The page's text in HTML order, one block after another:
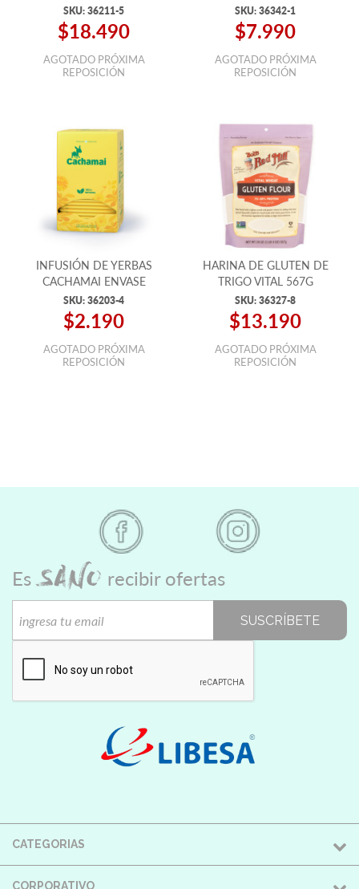
SKU: 36211-5
$18.490
AGOTADO PRÓXIMA
REPOSICIÓN
500ML
SKU: 36342-1
$7.990
AGOTADO PRÓXIMA
REPOSICIÓN
INFUSIÓN DE YERBAS
CACHAMAI ENVASE
AMARILLO 20 BOLSITAS
SKU: 36203-4
$2.190
AGOTADO PRÓXIMA
REPOSICIÓN
HARINA DE GLUTEN DE
TRIGO VITAL 567G
SKU: 36327-8
$13.190
AGOTADO PRÓXIMA
REPOSICIÓN
Es SANO recibir ofertas
SUSCRÍBETE
CATEGORIAS
CORPORATIVO